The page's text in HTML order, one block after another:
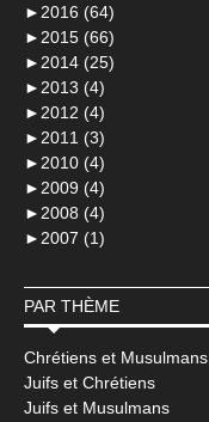
► 2016 (64)
► 2015 (66)
► 2014 (25)
► 2013 (4)
► 2012 (4)
► 2011 (3)
► 2010 (4)
► 2009 (4)
► 2008 (4)
► 2007 (1)
PAR THÈME
Chrétiens et Musulmans
Juifs et Chrétiens
Juifs et Musulmans